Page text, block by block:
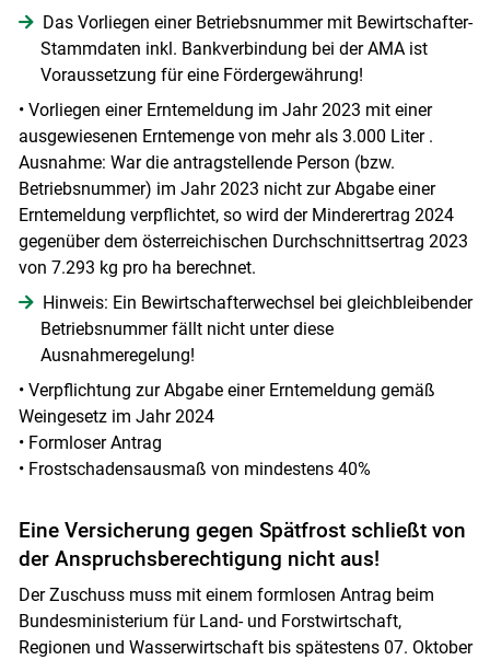
Das Vorliegen einer Betriebsnummer mit Bewirtschafter-
Stammdaten inkl. Bankverbindung bei der AMA ist
Voraussetzung für eine Fördergewährung!
• Vorliegen einer Erntemeldung im Jahr 2023 mit einer
ausgewiesenen Erntemenge von mehr als 3.000 Liter .
Ausnahme: War die antragstellende Person (bzw.
Betriebsnummer) im Jahr 2023 nicht zur Abgabe einer
Erntemeldung verpflichtet, so wird der Minderertrag 2024
gegenüber dem österreichischen Durchschnittsertrag 2023
von 7.293 kg pro ha berechnet.
Hinweis: Ein Bewirtschafterwechsel bei gleichbleibender
Betriebsnummer fällt nicht unter diese
Ausnahmeregelung!
• Verpflichtung zur Abgabe einer Erntemeldung gemäß
Weingesetz im Jahr 2024
• Formloser Antrag
• Frostschadensausmaß von mindestens 40%
Eine Versicherung gegen Spätfrost schließt von
der Anspruchsberechtigung nicht aus!
Der Zuschuss muss mit einem formlosen Antrag beim
Bundesministerium für Land- und Forstwirtschaft,
Regionen und Wasserwirtschaft bis spätestens 07. Oktober